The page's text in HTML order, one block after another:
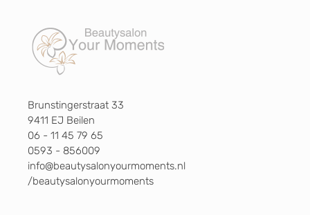
Brunstingerstraat 33
9411 EJ Beilen
06 - 11 45 79 65
0593 - 856009
info@beautysalonyourmoments.nl
/beautysalonyourmoments